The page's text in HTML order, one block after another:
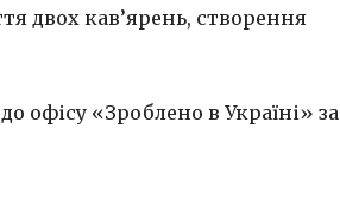
двох кав’ярень, створення
офісу «Зроблено в Україні» за